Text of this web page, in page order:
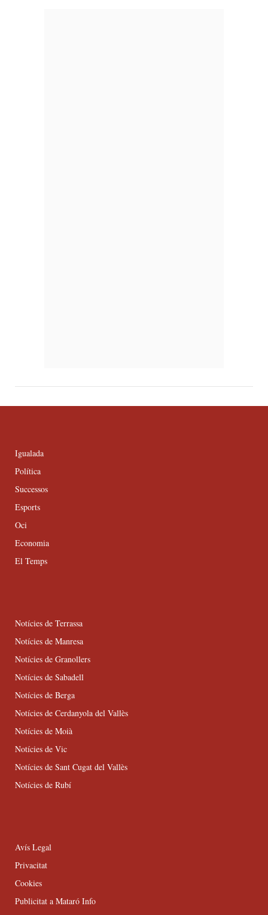
Igualada
Política
Successos
Esports
Oci
Economia
El Temps
Notícies de Terrassa
Notícies de Manresa
Notícies de Granollers
Notícies de Sabadell
Notícies de Berga
Notícies de Cerdanyola del Vallès
Notícies de Moià
Notícies de Vic
Notícies de Sant Cugat del Vallès
Notícies de Rubí
Avís Legal
Privacitat
Cookies
Publicitat a Mataró Info